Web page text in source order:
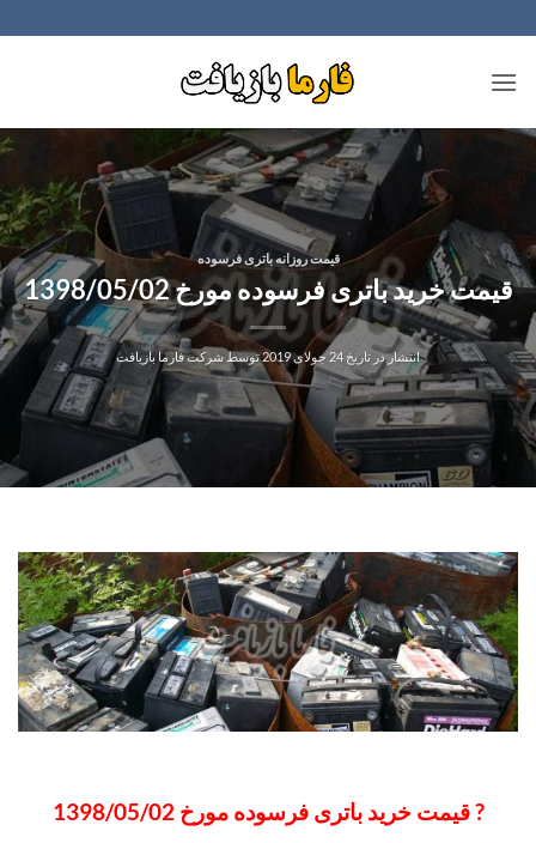
to
content
قیمت روزانه باتری فرسوده
قیمت خرید باتری فرسوده مورخ 1398/05/02
انتشار در تاریخ24 جولای 2019 توسطشرکت فارما بازیافت
? قیمت خرید باتری فرسوده مورخ 1398/05/02